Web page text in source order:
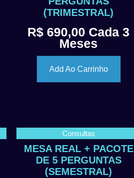
(TRIMESTRAL)
R$ 690,00 Cada 3
Meses
Add Ao Carrinho
Consultas
MESA REAL + PACOTE
DE 5 PERGUNTAS
(SEMESTRAL)